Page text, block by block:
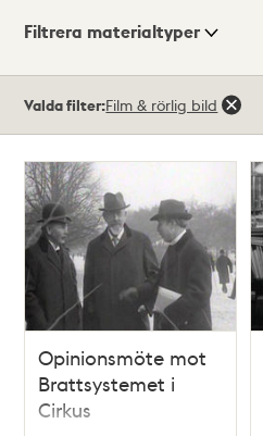
Visningsläge
Filtrera materialtyper
träffar
Valda filter:Film & rörlig bild
Opinionsmöte mot
Brattsystemet i
Cirkus